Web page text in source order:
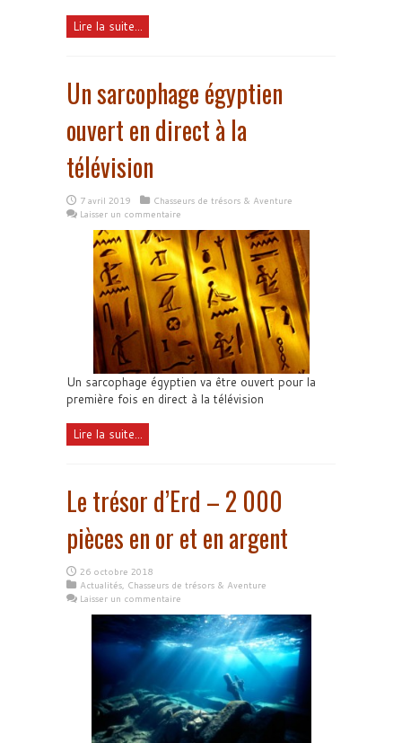
Lire la suite...
Un sarcophage égyptien
ouvert en direct à la
télévision
7 avril 2019
Chasseurs de trésors & Aventure
Laisser un commentaire
Un sarcophage égyptien va être ouvert pour la
première fois en direct à la télévision
Lire la suite...
Le trésor d’Erd – 2 000
pièces en or et en argent
26 octobre 2018
Actualités, Chasseurs de trésors & Aventure
Laisser un commentaire